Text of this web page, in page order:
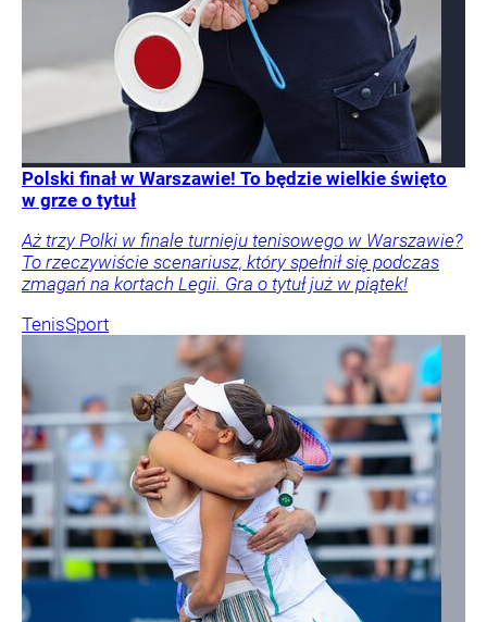
Polski finał w Warszawie! To będzie wielkie święto
w grze o tytuł
Aż trzy Polki w finale turnieju tenisowego w Warszawie?
To rzeczywiście scenariusz, który spełnił się podczas
zmagań na kortach Legii. Gra o tytuł już w piątek!
TenisSport